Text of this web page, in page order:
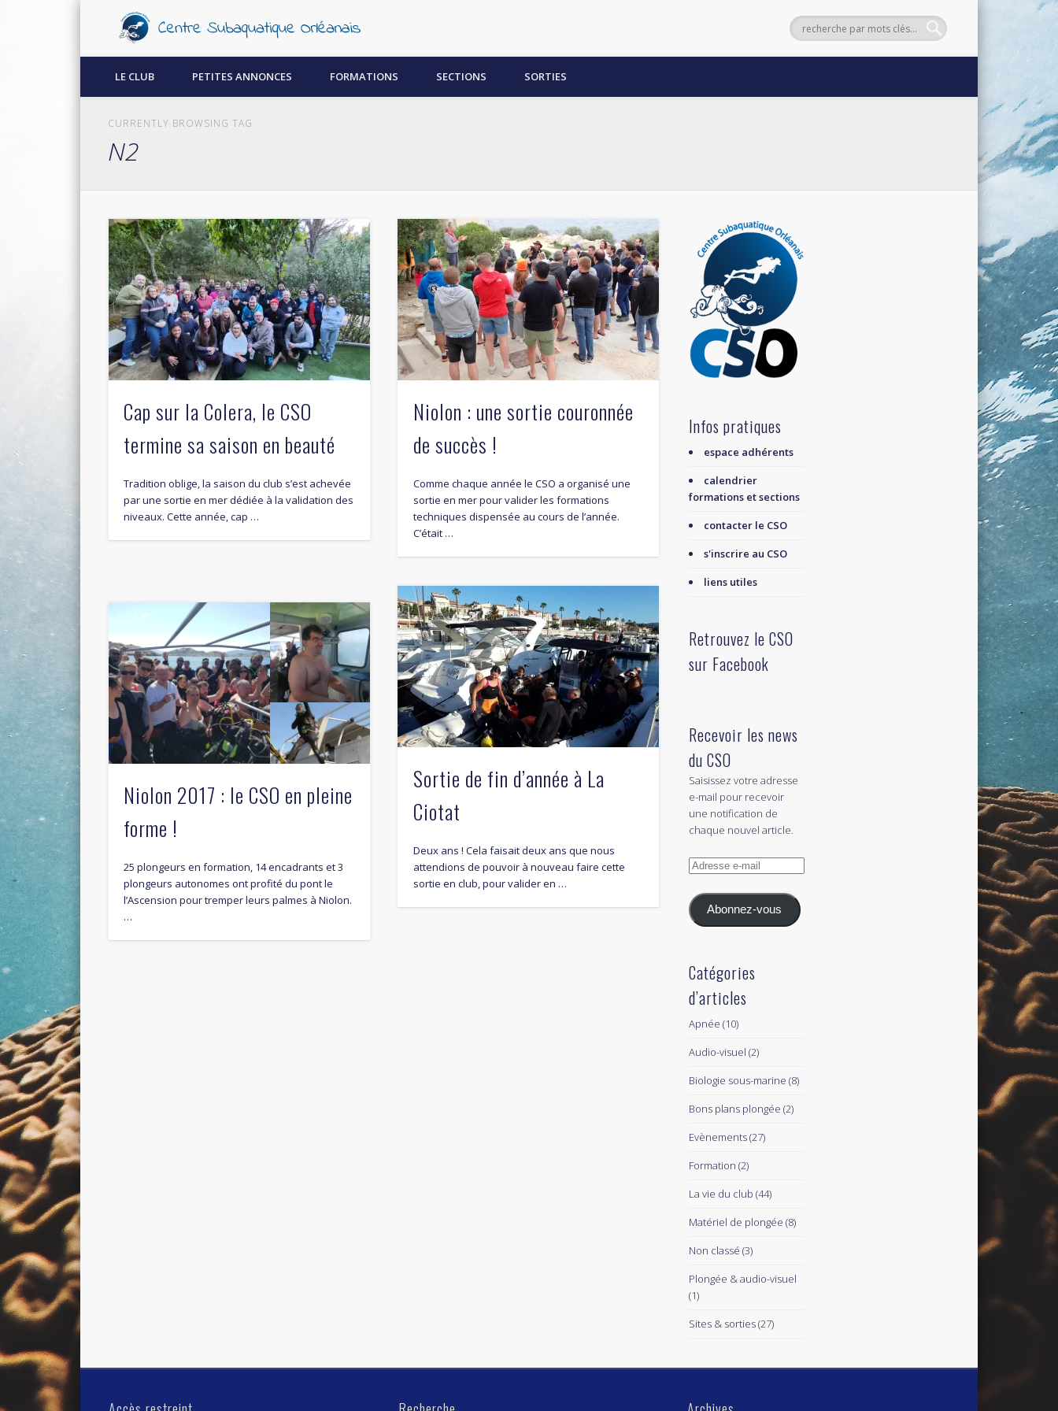
Découvrez la plongée sous-marine à Orléans !
LE CLUB PETITES ANNONCES FORMATIONS SECTIONS SORTIES
CURRENTLY BROWSING TAG
N2
Cap sur la Colera, le CSO
termine sa saison en beauté
Tradition oblige, la saison du club s’est achevée
par une sortie en mer dédiée à la validation des
niveaux. Cette année, cap …
Niolon : une sortie couronnée
de succès !
Comme chaque année le CSO a organisé une
sortie en mer pour valider les formations
techniques dispensée au cours de l’année.
C’était …
Sortie de fin d’année à La
Ciotat
Deux ans ! Cela faisait deux ans que nous
attendions de pouvoir à nouveau faire cette
sortie en club, pour valider en …
Niolon 2017 : le CSO en pleine
forme !
25 plongeurs en formation, 14 encadrants et 3
plongeurs autonomes ont profité du pont le
l’Ascension pour tremper leurs palmes à Niolon.
…
Infos pratiques
espace adhérents
calendrier
formations et sections
contacter le CSO
s'inscrire au CSO
liens utiles
Retrouvez le CSO
sur Facebook
Recevoir les news
du CSO
Saisissez votre adresse
e-mail pour recevoir
une notification de
chaque nouvel article.
Adresse
mail
Abonnez-vous
Catégories
d’articles
Apnée (10)
Audio-visuel (2)
Biologie sous-marine (8)
Bons plans plongée (2)
Evènements(27)
Formation (2)
La vie du club (44)
Matériel de plongée (8)
Non classé (3)
Plongée & audio-visuel
(1)
Sites & sorties(27)